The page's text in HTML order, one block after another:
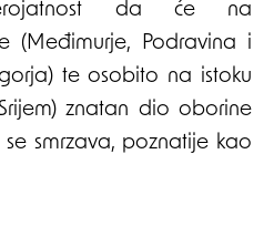
da će na
(Međimurje, Podravina i
te osobito na istoku
znatan dio oborine
smrzava, poznatije kao